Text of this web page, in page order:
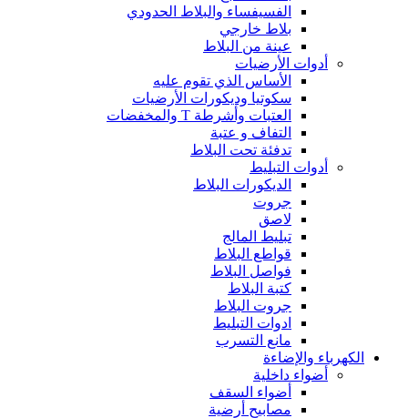
الفسيفساء والبلاط الحدودي
بلاط خارجي
عينة من البلاط
أدوات الأرضيات
الأساس الذي تقوم عليه
سكوتيا وديكورات الأرضيات
العتبات وأشرطة T والمخفضات
التفاف و عتبة
تدفئة تحت البلاط
أدوات التبليط
الديكورات البلاط
جروت
لاصق
تبليط المالج
قواطع البلاط
فواصل البلاط
كتبة البلاط
جروت البلاط
ادوات التبليط
مانع التسرب
الكهرباء والإضاءة
أضواء داخلية
أضواء السقف
مصابيح أرضية